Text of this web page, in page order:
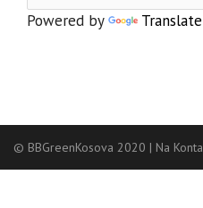
Powered by Translate
© BBGreenKosova 2020 | Na